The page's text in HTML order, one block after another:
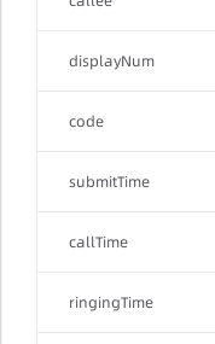
displayNum
code
submitTime
callTime
ringingTime